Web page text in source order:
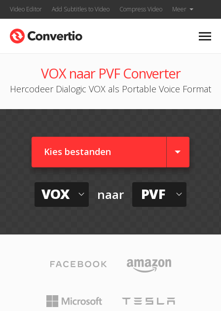
Video Editor Add Subtitles to Video Compress Video Meer
VOX naar PVF Converter
Hercodeer Dialogic VOX als Portable Voice Format
Kies bestanden
VOX naar PVF